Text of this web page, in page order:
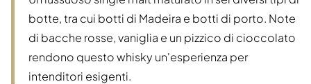
botte, tra cui botti di Madeira e botti di porto. Note
di bacche rosse, vaniglia e un pizzico di cioccolato
rendono questo whisky un'esperienza per
intenditori esigenti.